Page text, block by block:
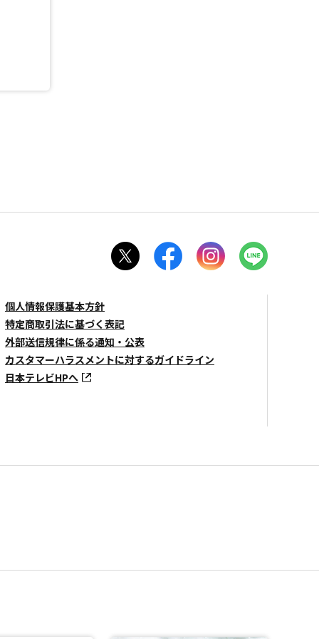
個人情報保護基本方針
特定商取引法に基づく表記
外部送信規律に係る通知・公表
カスタマーハラスメントに対するガイドライン
日本テレビHPへ